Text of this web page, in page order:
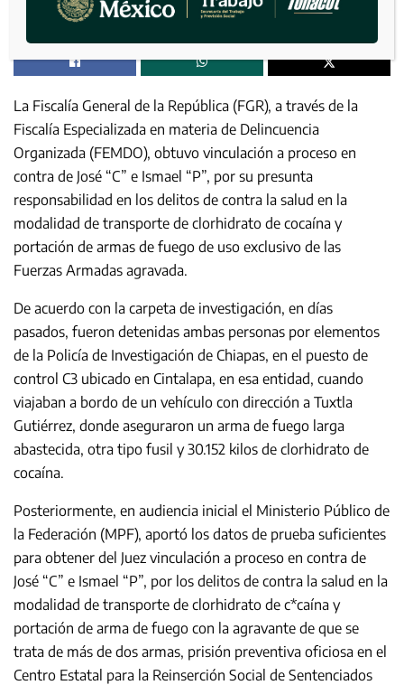
La Fiscalía General de la República (FGR), a través de la
Fiscalía Especializada en materia de Delincuencia
Organizada (FEMDO), obtuvo vinculación a proceso en
contra de José “C” e Ismael “P”, por su presunta
responsabilidad en los delitos de contra la salud en la
modalidad de transporte de clorhidrato de cocaína y
portación de armas de fuego de uso exclusivo de las
Fuerzas Armadas agravada.
De acuerdo con la carpeta de investigación, en días
pasados, fueron detenidas ambas personas por elementos
de la Policía de Investigación de Chiapas, en el puesto de
control C3 ubicado en Cintalapa, en esa entidad, cuando
viajaban a bordo de un vehículo con dirección a Tuxtla
Gutiérrez, donde aseguraron un arma de fuego larga
abastecida, otra tipo fusil y 30.152 kilos de clorhidrato de
cocaína.
Posteriormente, en audiencia inicial el Ministerio Público de
la Federación (MPF), aportó los datos de prueba suficientes
para obtener del Juez vinculación a proceso en contra de
José “C” e Ismael “P”, por los delitos de contra la salud en la
modalidad de transporte de clorhidrato de c*caína y
portación de arma de fuego con la agravante de que se
trata de más de dos armas, prisión preventiva oficiosa en el
Centro Estatal para la Reinserción Social de Sentenciados